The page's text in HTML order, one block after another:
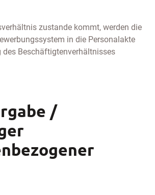
zustande kommt, werden die
in die Personalakte
Beschäftigtenverhältnisses
/